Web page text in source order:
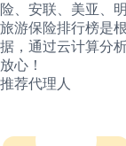
险、安联、美亚、
旅游保险排行榜是
据，通过云计算分
放心！
推荐代理人